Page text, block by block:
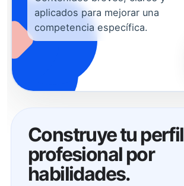
aplicados para mejorar una
competencia específica.
Construye tu perfil
profesional por
habilidades.